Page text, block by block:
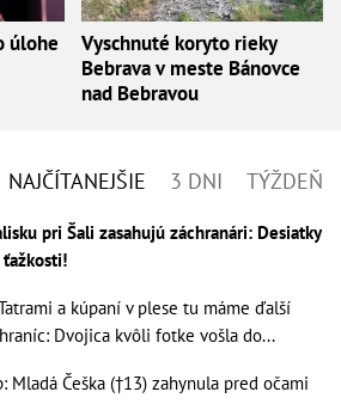
úlohe
Vyschnuté koryto rieky
Bebrava v meste Bánovce
nad Bebravou
NAJČÍTANEJŠIE 3 DNI TÝŽDEŇ
pri Šali zasahujú záchranári: Desiatky
a kúpaní v plese tu máme ďalší
Dvojica kvôli fotke vošla do...
Mladá Češka (†13) zahynula pred očami